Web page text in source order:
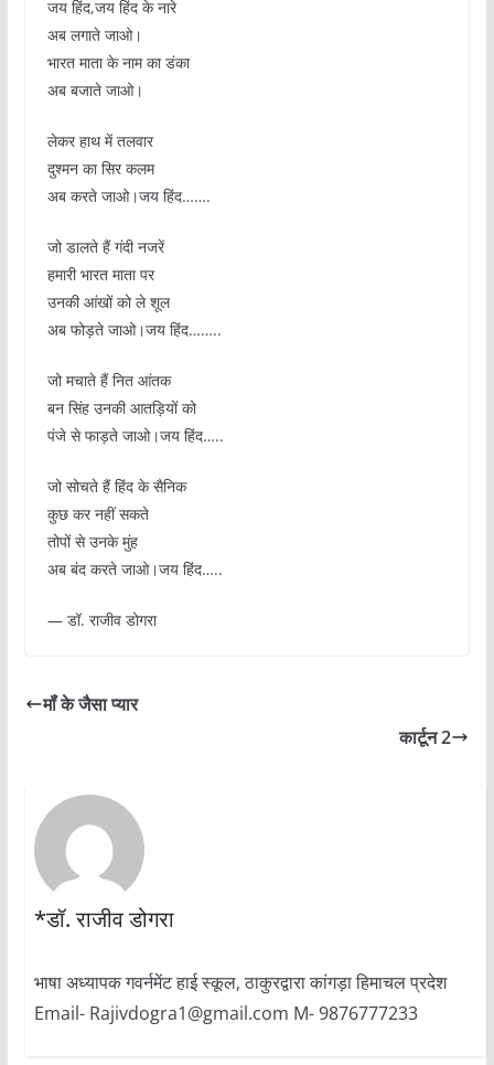
जय हिंद,जय हिंद के नारे
अब लगाते जाओ।
भारत माता के नाम का डंका
अब बजाते जाओ।
लेकर हाथ में तलवार
दुश्मन का सिर कलम
अब करते जाओ।जय हिंद…….
जो डालते हैं गंदी नजरें
हमारी भारत माता पर
उनकी आंखों को ले शूल
अब फोड़ते जाओ।जय हिंद……..
जो मचाते हैं नित आंतक
बन सिंह उनकी आतड़ियों को
पंजे से फाड़ते जाओ।जय हिंद…..
जो सोचते हैं हिंद के सैनिक
कुछ कर नहीं सकते
तोपों से उनके मुंह
अब बंद करते जाओ।जय हिंद…..
— डॉ. राजीव डोगरा
मॉं के जैसा प्यार
कार्टून 2
*डॉ. राजीव डोगरा
भाषा अध्यापक गवर्नमेंट हाई स्कूल, ठाकुरद्वारा कांगड़ा हिमाचल प्रदेश
Email- Rajivdogra1@gmail.com M- 9876777233